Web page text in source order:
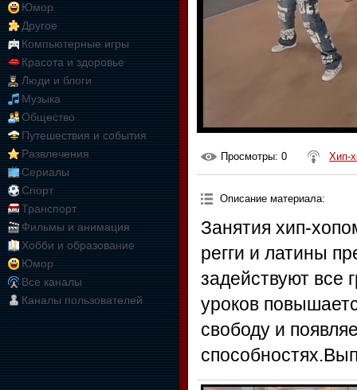
Юмор
Другое
Компьютерные игры
Красота и здоровье
Люди и блоги
Музыка
Общество
Путешествия и события
Развлечения
Сериалы
Спорт
Транспорт
Фильмы и анимация
Хобби и образование
Юмор
Все каналы
Каналы пользователей
Просмотры: 0 Хип-
Описание материала:
Занятия хип-
регги и латины
задействуют все
уроков
свободу и